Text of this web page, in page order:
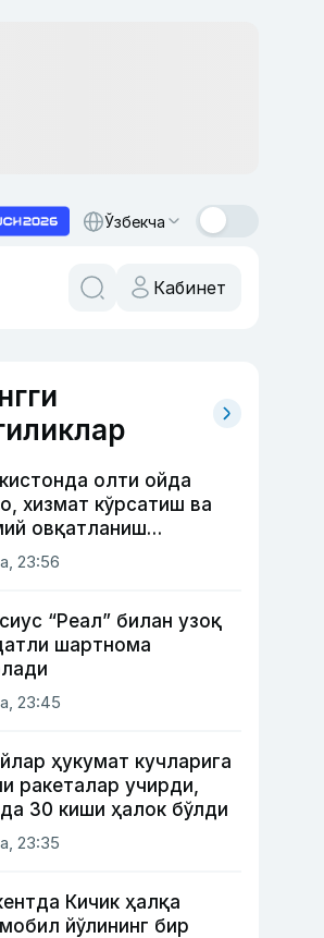
Ўзбекча
Кабинет
олти ойда
хизмат кўрсатиш ва
овқатланиш
қанча солиқ
очиқланди
23:56
“Реал” билан узоқ
шартнома
23:45
ҳукумат кучларига
ракеталар учирди,
30 киши ҳалок бўлди
23:35
Кичик ҳалқа
йўлининг бир